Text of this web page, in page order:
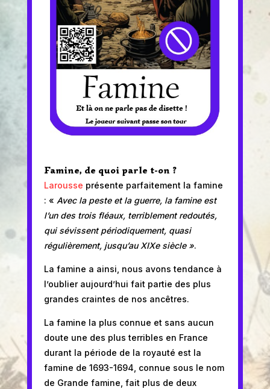
Famine, de quoi parle t-on ?
Larousse présente parfaitement la famine
: « Avec la peste et la guerre, la famine est
l’un des trois fléaux, terriblement redoutés,
qui sévissent périodiquement, quasi
régulièrement, jusqu’au XIXe siècle ».
La famine a ainsi, nous avons tendance à
l’oublier aujourd’hui fait partie des plus
grandes craintes de nos ancêtres.
La famine la plus connue et sans aucun
doute une des plus terribles en France
durant la période de la royauté est la
famine de 1693-1694, connue sous le nom
de Grande famine, fait plus de deux